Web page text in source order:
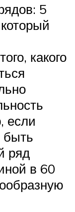
5
какого
если
быть
ряд
в 60